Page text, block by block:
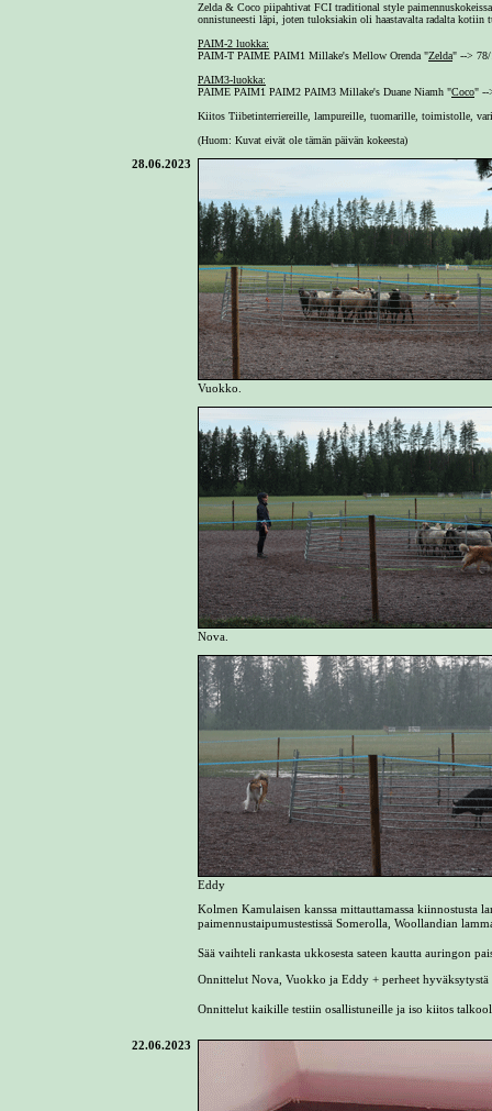
Zelda & Coco piipahtivat FCI traditional style
onnistuneesti läpi, joten tuloksiakin oli haastavalta radalta kotiin
PAIM-2 luokka:
PAIM-T PAIME PAIM1 Millake's Mellow Orenda "Zelda" --> 78/
PAIM3-luokka:
PAIME PAIM1 PAIM2 PAIM3 Millake's Duane Niamh "Coco" --
Kiitos Tiibetinterriereille, lampureille, tuomarille, toimistolle,
(Huom: Kuvat eivät ole tämän päivän kokeesta)
28.06.2023
Vuokko.
Nova.
Eddy
Kolmen Kamulaisen kanssa mittauttamassa kiinnostusta
paimennustaipumustestissä Somerolla, Woollandian
Sää vaihteli rankasta ukkosesta sateen kautta auringon
Onnittelut Nova, Vuokko ja Eddy + perheet hyväksytystä
Onnittelut kaikille testiin osallistuneille ja iso kiitos
22.06.2023